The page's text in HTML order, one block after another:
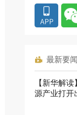
最新要闻
【新华解
源产业打开